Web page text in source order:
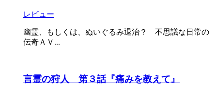
レビュー
幽霊、もしくは、ぬいぐるみ退治？ 不思議な日常の
伝奇ＡＶ...
言霊の狩人 第３話『痛みを教えて』